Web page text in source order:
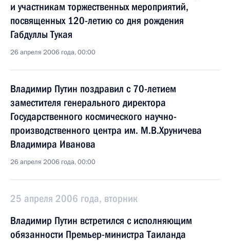
и участникам торжественных мероприятий,
посвященных 120-летию со дня рождения
Габдуллы Тукая
26 апреля 2006 года, 00:00
Владимир Путин поздравил с 70-летием
заместителя генерального директора
Государственного космического научно-
производственного центра им. М.В.Хруничева
Владимира Иванова
26 апреля 2006 года, 00:00
25 апреля 2006 года, вторник
Владимир Путин встретился с исполняющим
обязанности Премьер-министра Таиланда